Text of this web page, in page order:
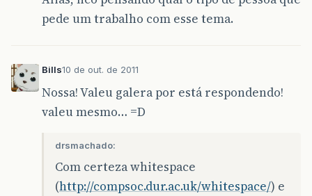
pede um trabalho com esse tema.
Bills10 de out. de 2011
Nossa! Valeu galera por está respondendo!
valeu mesmo… =D
drsmachado:
Com certeza whitespace
(http://compsoc.dur.ac.uk/whitespace/) e